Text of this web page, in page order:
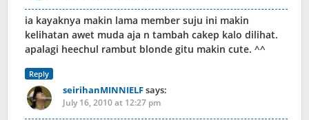
ia kayaknya makin lama member suju ini makin
kelihatan awet muda aja n tambah cakep kalo dilihat.
apalagi heechul rambut blonde gitu makin cute. ^^
Reply
seirihanMINNIELFsays:
July 16, 2010 at 12:27 pm